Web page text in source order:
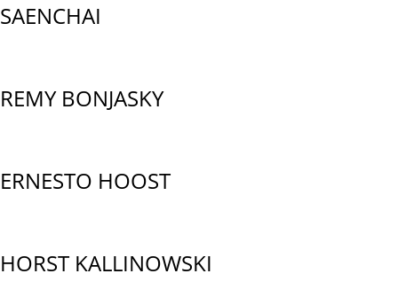
SAENCHAI
REMY BONJASKY
ERNESTO HOOST
HORST KALLINOWSKI